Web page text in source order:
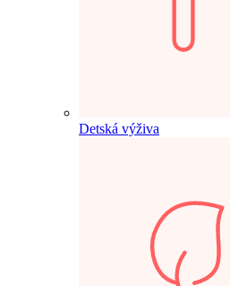
Detská výživa